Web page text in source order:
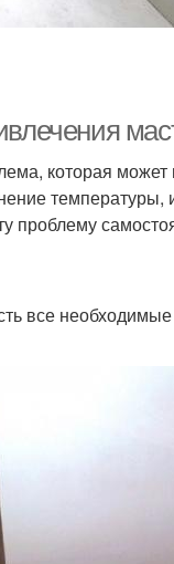
которая может
температуры,
проблему
все